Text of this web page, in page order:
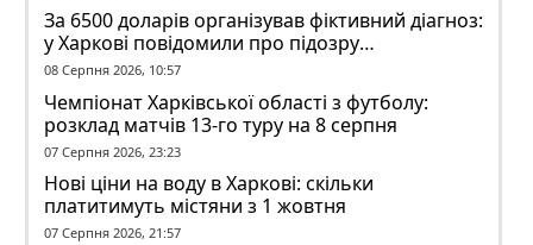
За 6500 доларів організував фіктивний діагноз:
у Харкові повідомили про підозру
ексзавідувачу психлікарні
08 Серпня 2026, 10:57
Чемпіонат Харківської області з футболу:
розклад матчів 13-го туру на 8 серпня
07 Серпня 2026, 23:23
Нові ціни на воду в Харкові: скільки
платитимуть містяни з 1 жовтня
07 Серпня 2026, 21:57